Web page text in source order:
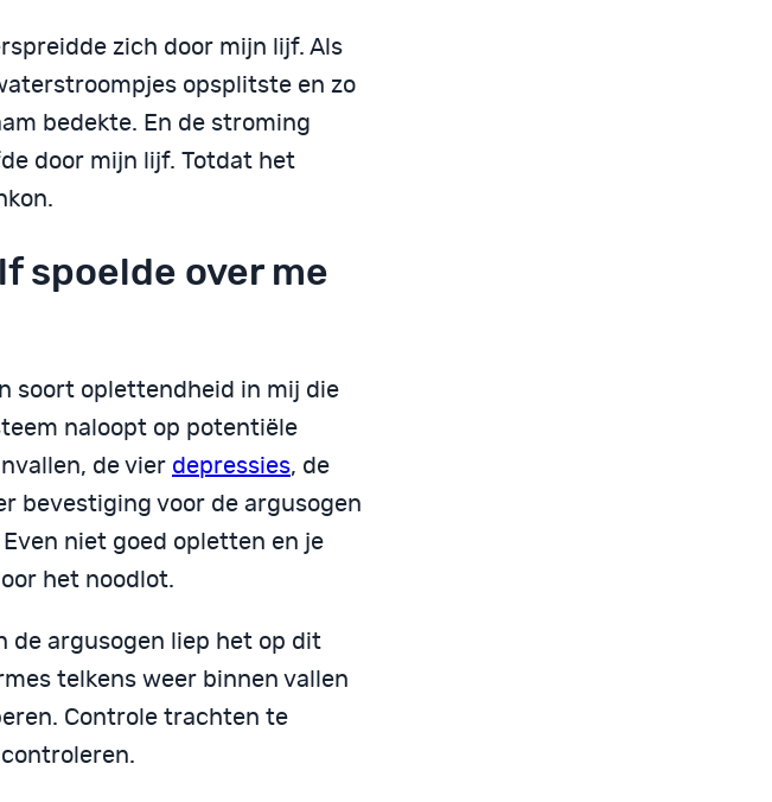
zich door mijn lijf. Als
opsplitste en zo
bedekte. En de stroming
door mijn lijf. Totdat het
spoelde over me
soort oplettendheid in mij die
naloopt op potentiële
de vier depressies, de
bevestiging voor de argusogen
niet goed opletten en je
het noodlot.
de argusogen liep het op dit
telkens weer binnen vallen
Controle trachten te